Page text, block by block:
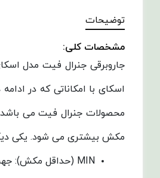
توضیحات
مشخصات کلی:
جاروبرقی جنرال فیت مدل
اسکای با امکاناتی که در
مکش بیشتری می شود. یکی دیگر از
MIN (حداقل مکش): جهت گرد و غبار گیری از پرده